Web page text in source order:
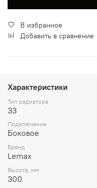
В избранное
Добавить в сравнение
Характеристики
Тип радиатора
33
Подключение
Боковое
Бренд
Lemax
Высота, мм
300